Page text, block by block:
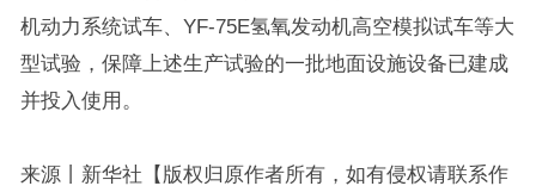
机动力系统试车、YF-75E氢氧发动机高空模拟试车等大
型试验，保障上述生产试验的一批地面设施设备已建成
并投入使用。
来源丨新华社【版权归原作者所有，如有侵权请联系作